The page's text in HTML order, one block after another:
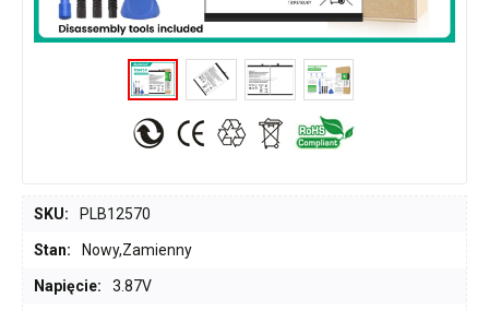
SKU: PLB12570
Stan: Nowy,Zamienny
Napięcie: 3.87V